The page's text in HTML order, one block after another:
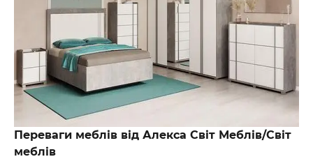
Переваги меблів від Алекса Світ Меблів/Світ
меблів